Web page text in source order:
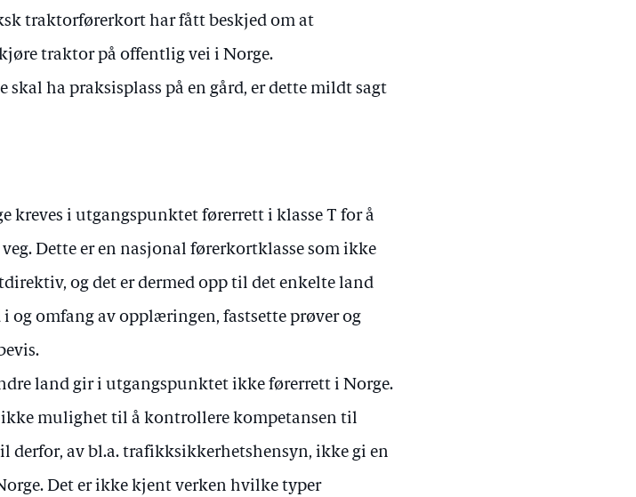
traktorførerkort har fått beskjed om at
traktor på offentlig vei i Norge.
ha praksisplass på en gård, er dette mildt sagt
kreves i utgangspunktet førerrett i klasse T for å
Dette er en nasjonal førerkortklasse som ikke
og det er dermed opp til det enkelte land
og omfang av opplæringen, fastsette prøver og
land gir i utgangspunktet ikke førerrett i Norge.
mulighet til å kontrollere kompetansen til
derfor, av bl.a. trafikksikkerhetshensyn, ikke gi en
Det er ikke kjent verken hvilke typer